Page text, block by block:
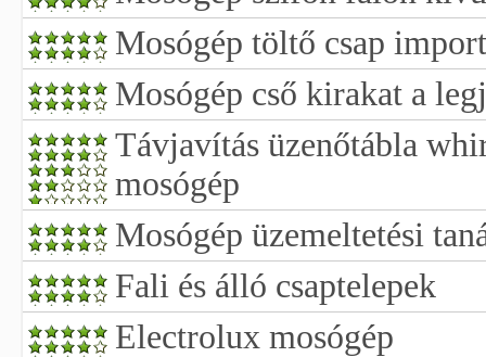
Mosógép töltő csap import
Mosógép cső kirakat a
Távjavítás üzenőtábla
mosógép
Mosógép üzemeltetési
Fali és álló csaptelepek
Electrolux mosógép